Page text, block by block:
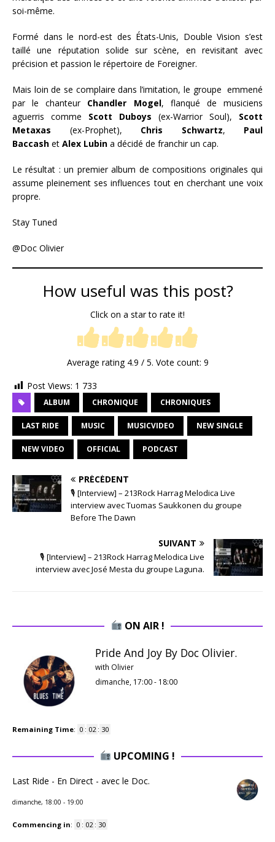
soi-même.
Formé dans le nord-est des États-Unis, Double Vision s’est
taillé une réputation solide sur scène, en revisitant avec
précision et passion le répertoire de Foreigner.
Mais loin de se complaire dans l’imitation, le groupe emmené
par le chanteur Chandler Mogel, flanqué de musiciens
aguerris comme Scott Duboys (ex-Warrior Soul), Scott
Metaxas (ex-Prophet), Chris Schwartz, Paul
Baccash et Alex Lubin a décidé de franchir un cap.
Le résultat : un premier album de compositions originales qui
assume pleinement ses influences tout en cherchant une voix
propre.
Stay Tuned
@Doc Olivier
How useful was this post?
Click on a star to rate it!
Average rating 4.9 / 5. Vote count: 9
Post Views: 1 733
ALBUM CHRONIQUE CHRONIQUES
LAST RIDE MUSIC MUSICVIDEO NEW SINGLE
NEW VIDEO OFFICIAL PODCAST
PRÉCÉDENT
🎙 [Interview] – 213Rock Harrag Melodica Live
interview avec Tuomas Saukkonen du groupe
Before The Dawn
SUIVANT
🎙 [Interview] – 213Rock Harrag Melodica Live
interview avec José Mesta du groupe Laguna.
ON AIR !
Pride And Joy By Doc Olivier.
with Olivier
dimanche, 17:00- 18:00
Remaining Time: 0 : 02 : 29
UPCOMING !
Last Ride - En Direct - avec le Doc.
dimanche, 18:00 - 19:00
Commencing in: 0 : 02 : 29